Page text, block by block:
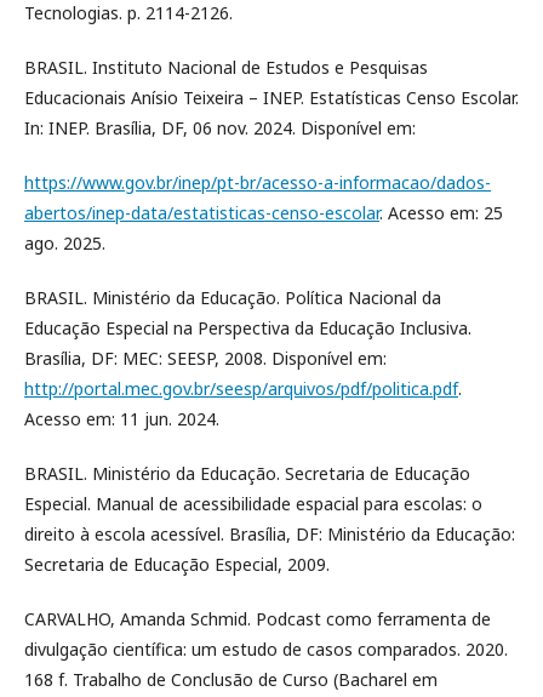
Tecnologias. p. 2114-2126.
BRASIL. Instituto Nacional de Estudos e Pesquisas
Educacionais Anísio Teixeira – INEP. Estatísticas Censo Escolar.
In: INEP. Brasília, DF, 06 nov. 2024. Disponível em:
https://www.gov.br/inep/pt-br/acesso-a-informacao/dados-
abertos/inep-data/estatisticas-censo-escolar. Acesso em: 25
ago. 2025.
BRASIL. Ministério da Educação. Política Nacional da
Educação Especial na Perspectiva da Educação Inclusiva.
Brasília, DF: MEC: SEESP, 2008. Disponível em:
http://portal.mec.gov.br/seesp/arquivos/pdf/politica.pdf.
Acesso em: 11 jun. 2024.
BRASIL. Ministério da Educação. Secretaria de Educação
Especial. Manual de acessibilidade espacial para escolas: o
direito à escola acessível. Brasília, DF: Ministério da Educação:
Secretaria de Educação Especial, 2009.
CARVALHO, Amanda Schmid. Podcast como ferramenta de
divulgação científica: um estudo de casos comparados. 2020.
168 f. Trabalho de Conclusão de Curso (Bacharel em